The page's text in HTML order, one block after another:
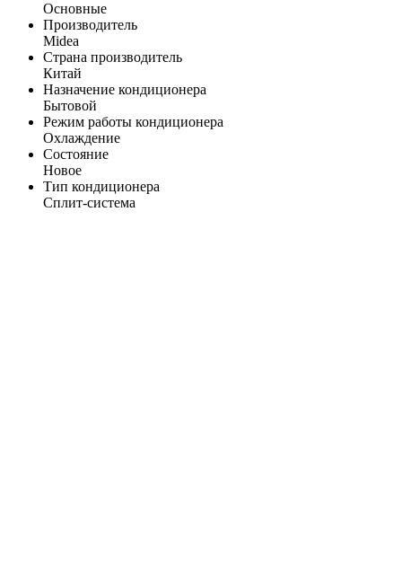
Основные
Производитель
Midea
Страна производитель
Китай
Назначение кондиционера
Бытовой
Режим работы кондиционера
Охлаждение
Состояние
Новое
Тип кондиционера
Сплит-система